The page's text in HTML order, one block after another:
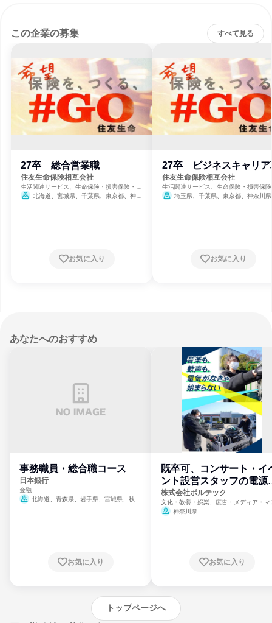
この企業の募集 すべて見る
27卒 総合営業職
住友生命保険相互会社
生活関連サービス、生命保険・損害保険・保
険サービス
北海道、宮城県、千葉県、東京都、神奈
お気に入り
27卒 ビジネスキャリア
住友生命保険相互会社
生活関連サービス、生命保険・損害保
険サービス
埼玉県、千葉県、東京都、神奈川
お気に入り
あなたへのおすすめ
事務職員・総合職コース
日本銀行
金融
北海道、青森県、岩手県、宮城県、秋田
崎県、熊本県、大分県、宮崎県、鹿児島県、
お気に入り
既卒可、コンサート・イ
ント設営スタッフの電源
門
株式会社ボルテック
文化・教養・娯楽、広告・メディア・マ
ミ、電力・ガス・水道・エネルギー
神奈川県
お気に入り
トップページへ